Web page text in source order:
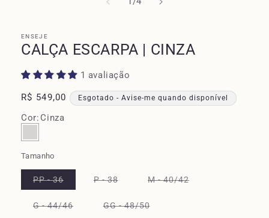
ENSEJE
CALÇA ESCARPA | CINZA
1 avaliação
Preço
R$ 549,00 Esgotado - Avise-me quando disponível
Cor: Cinza
Tamanho
PP - 36
ou
indisponível
P - 38
ou
indisponível
M - 40/42
G - 44/46
GG - 48/50